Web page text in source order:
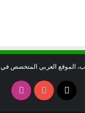
الموقع العربي المتخصص في
يوتيوب